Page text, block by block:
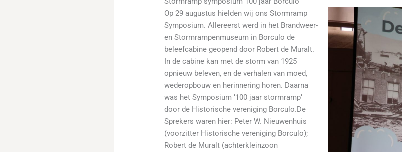
Op 29 augustus hielden wij ons Stormramp
Symposium. Allereerst werd in het Brandweer-
en Stormrampenmuseum in Borculo de
beleefcabine geopend door Robert de Muralt.
In de cabine kan met de storm van 1925
opnieuw beleven, en de verhalen van moed,
wederopbouw en herinnering horen. Daarna
was het Symposium ‘100 jaar stormramp’
door de Historische vereniging Borculo.De
Sprekers waren hier: Peter W. Nieuwenhuis
(voorzitter Historische vereniging Borculo);
Robert de Muralt (achterkleinzoon